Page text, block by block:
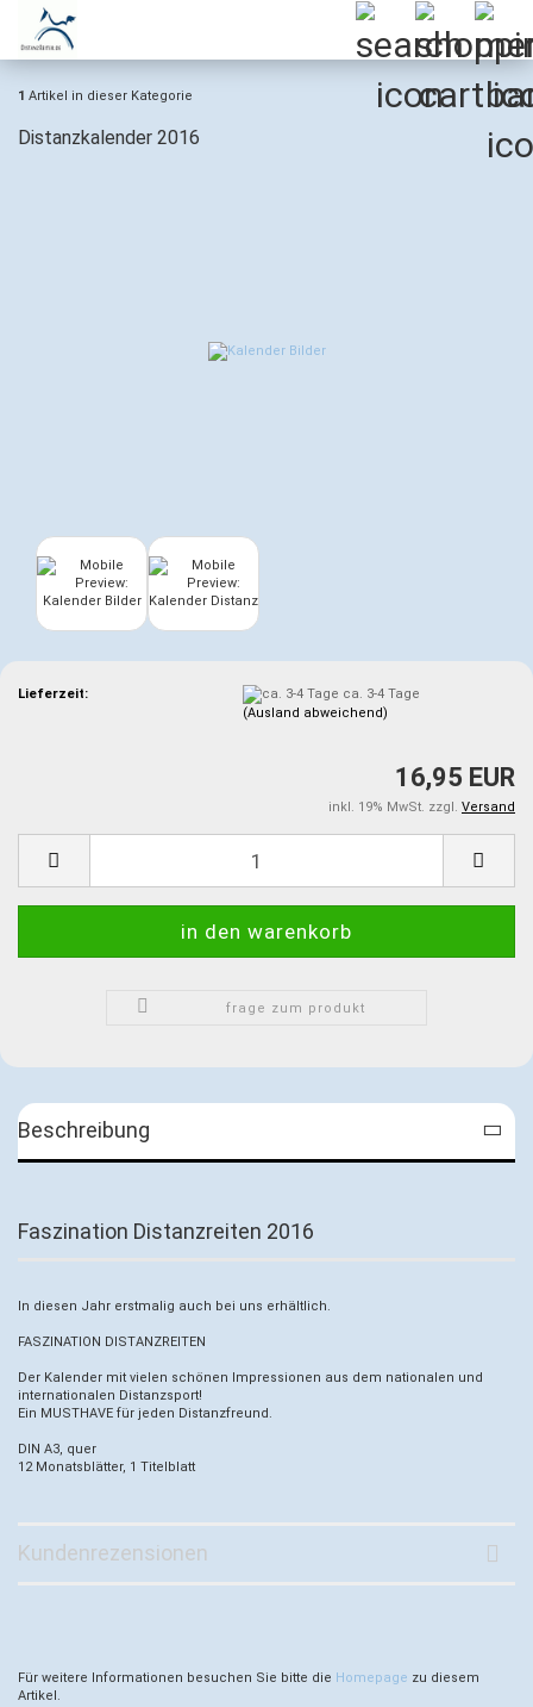
1 Artikel in dieser Kategorie
Distanzkalender 2016
Lieferzeit:
ca. 3-4 Tage
(Ausland abweichend)
16,95 EUR
inkl. 19% MwSt. zzgl. Versand
frage zum produkt
Beschreibung
Faszination Distanzreiten 2016
In diesen Jahr erstmalig auch bei uns erhältlich.
FASZINATION DISTANZREITEN
Der Kalender mit vielen schönen Impressionen aus dem nationalen und
internationalen Distanzsport!
Ein MUSTHAVE für jeden Distanzfreund.
DIN A3, quer
12 Monatsblätter, 1 Titelblatt
Kundenrezensionen
Für weitere Informationen besuchen Sie bitte die Homepage zu diesem
Artikel.